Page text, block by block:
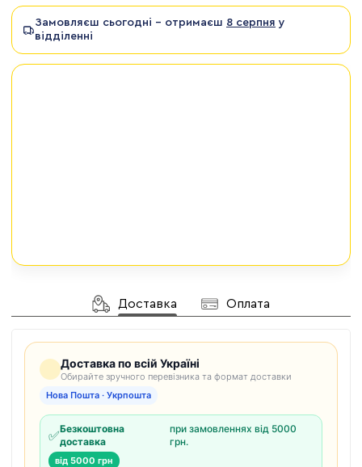
Замовляєш сьогодні - отримаєш 8 серпня у
відділенні
Доставка Оплата
Доставка по всій Україні
Обирайте зручного перевізника та формат доставки
Нова Пошта · Укрпошта
✅Безкоштовна
доставка
при замовленнях від 5000
грн.
від 5000 грн